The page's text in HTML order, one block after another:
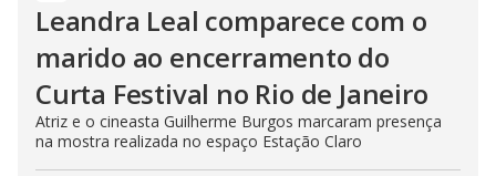
Leandra Leal comparece com o
marido ao encerramento do
Curta Festival no Rio de Janeiro
Atriz e o cineasta Guilherme Burgos marcaram presença
na mostra realizada no espaço Estação Claro